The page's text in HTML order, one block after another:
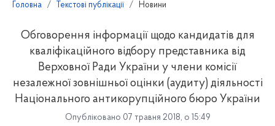
Головна Текстові публікації Новини
Обговорення інформації щодо кандидатів для
кваліфікаційного відбору представника від
Верховної Ради України у члени комісії
незалежної зовнішньої оцінки (аудиту) діяльності
Національного антикорупційного бюро України
Опубліковано 07 травня 2018, о 15:49